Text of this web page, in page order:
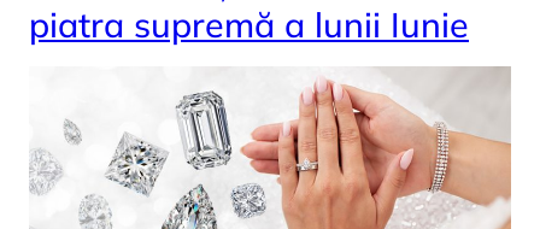
piatra supremă a lunii Iunie